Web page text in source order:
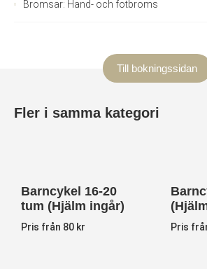
Bromsar: Hand- och fotbroms
Till bokningssidan
Fler i samma kategori
Barncykel 16-20
tum (Hjälm ingår)
Pris från 80 kr Pris